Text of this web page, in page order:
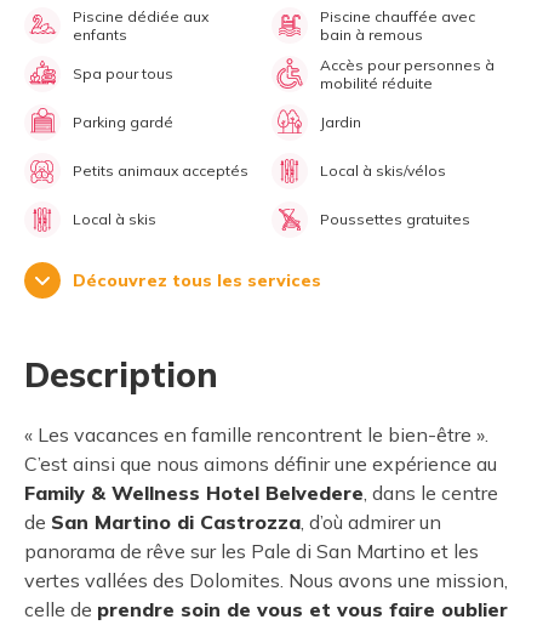
Piscine dédiée aux
enfants
Piscine chauffée avec
bain à remous
Spa pour tous
Accès pour personnes à
mobilité réduite
Parking gardé Jardin
Petits animaux acceptés Local à skis/vélos
Local à skis Poussettes gratuites
Découvrez tous les services
Description
« Les vacances en famille rencontrent le bien-être ».
C’est ainsi que nous aimons définir une expérience au
Family & Wellness Hotel Belvedere, dans le centre
de San Martino di Castrozza, d’où admirer un
panorama de rêve sur les Pale di San Martino et les
vertes vallées des Dolomites. Nous avons une mission,
celle de prendre soin de vous et vous faire oublier